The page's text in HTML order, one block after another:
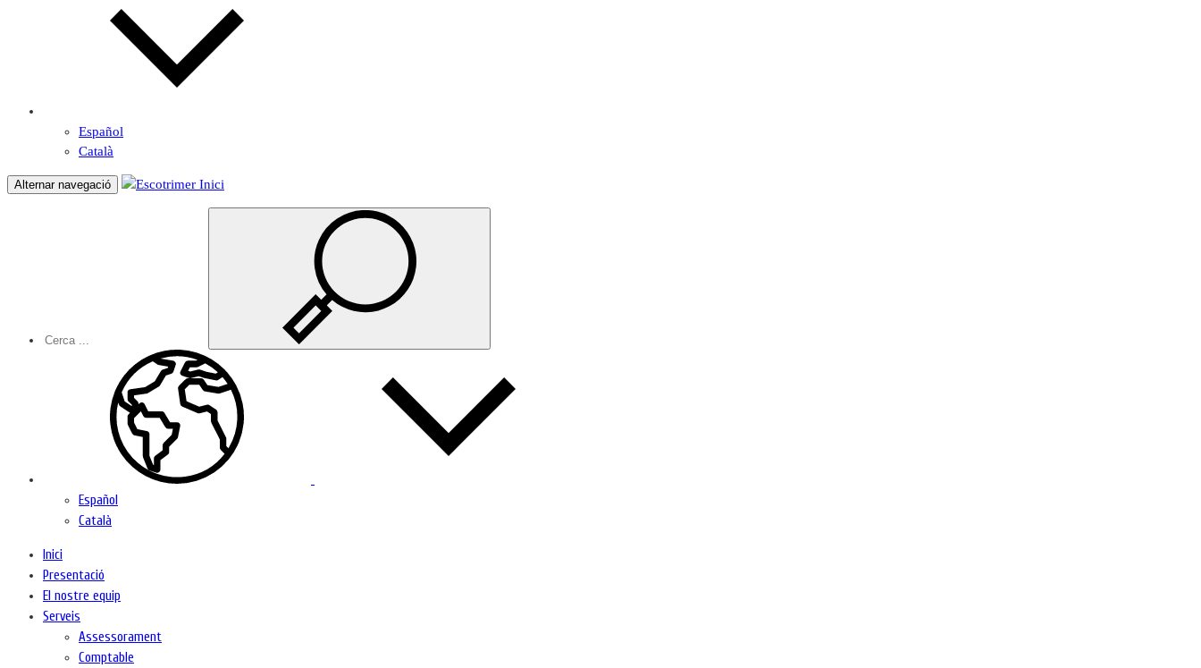
Español
Català
Alternar navegació Inici
Español
Català
Inici
Presentació
El nostre equip
Serveis
Assessorament
Comptable